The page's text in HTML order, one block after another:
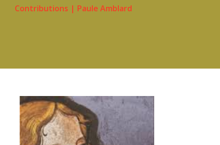
Contributions | Paule Amblard